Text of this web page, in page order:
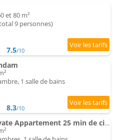
et 80 m²
9 personnes)
7.5/10
1 salle de bains
8.3/10
The Grutto, private Appartement 25 min de city center